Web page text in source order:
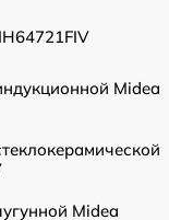
Midea
Midea